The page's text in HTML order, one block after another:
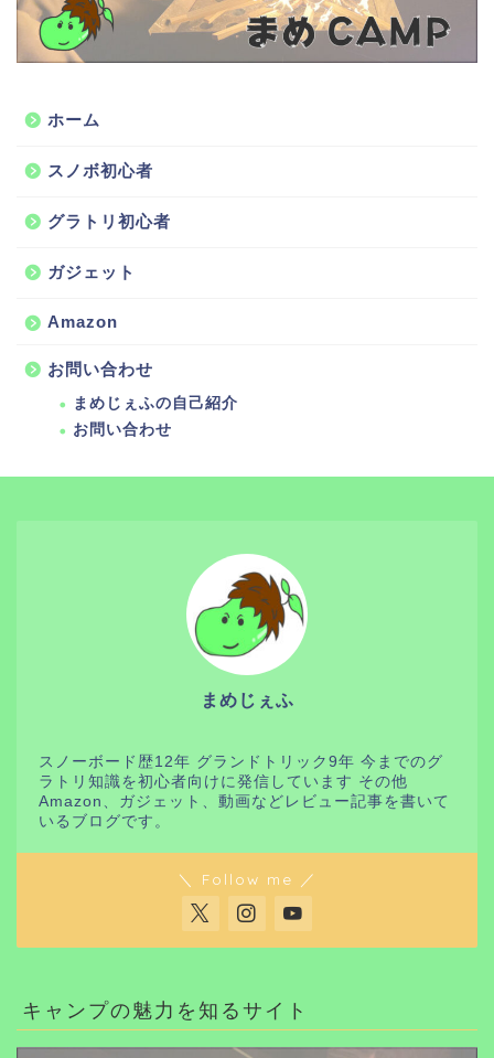
ホーム
スノボ初心者
グラトリ初心者
ガジェット
Amazon
お問い合わせ
まめじぇふの自己紹介
お問い合わせ
まめじぇふ
スノーボード歴12年 グランドトリック9年 今までのグ
ラトリ知識を初心者向けに発信しています その他
Amazon、ガジェット、動画などレビュー記事を書いて
いるブログです。
＼ Follow me ／
キャンプの魅力を知るサイト